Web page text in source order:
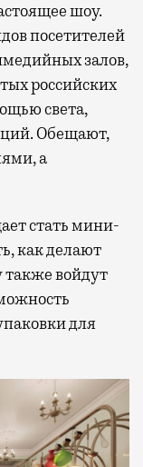
шоу.
посетителей
залов,
российских
света,
Обещают,
а
стать мини-
как делают
войдут
для